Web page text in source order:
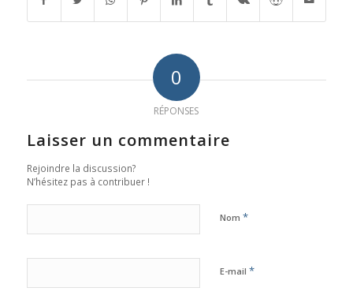
0
RÉPONSES
Laisser un commentaire
Rejoindre la discussion?
N’hésitez pas à contribuer !
Nom *
E-mail *